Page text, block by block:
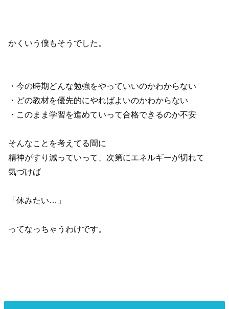
かくいう僕もそうでした。
・今の時期どんな勉強をやっていいのかわからない
・どの教材を優先的にやればよいのかわからない
・このまま学習を進めていって合格できるのか不安
そんなことを考えてる間に
精神がすり減っていって、次第にエネルギーが切れて
気づけば
「休みたい…」
ってなっちゃうわけです。